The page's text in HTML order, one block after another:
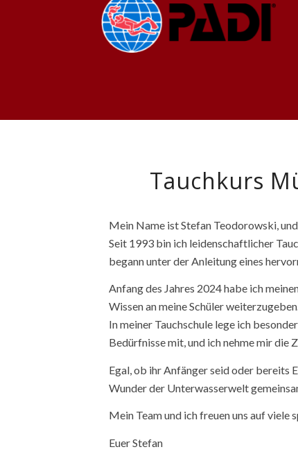
Tauchkurs
Mein Name ist Stefan Teodorowski,
Seit 1993 bin ich leidenschaftlicher
begann unter der Anleitung eines
Anfang des Jahres 2024 habe ich
Wissen an meine Schüler
In meiner Tauchschule lege ich
Bedürfnisse mit, und ich nehme mir die
Egal, ob ihr Anfänger seid oder bereits
Wunder der Unterwasserwelt
Mein Team und ich freuen uns auf viele
Euer Stefan